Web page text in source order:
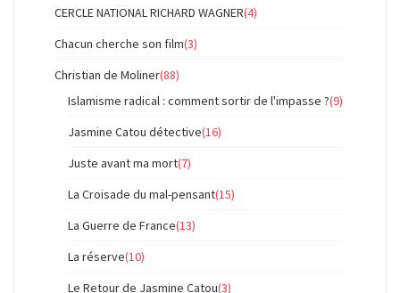
CERCLE NATIONAL RICHARD WAGNER(4)
Chacun cherche son film(3)
Christian de Moliner(88)
Islamisme radical : comment sortir de l'impasse ?(9)
Jasmine Catou détective(16)
Juste avant ma mort(7)
La Croisade du mal-pensant(15)
La Guerre de France(13)
La réserve(10)
Le Retour de Jasmine Catou(3)